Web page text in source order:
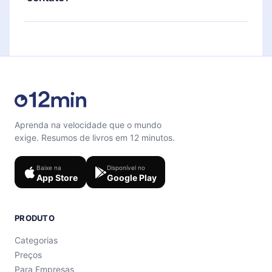
também se desafiar com um quiz de perguntas
Sinta-se livre para entrar em contato por
Aprenda na velocidade que o mundo
exige. Resumos de livros em 12 minutos.
Baixe na
App Store
Disponível no
Google Play
PRODUTO
Categorias
Preços
Para Empresas